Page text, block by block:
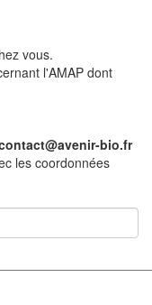
vous.
l'AMAP dont
bio.fr
les coordonnées